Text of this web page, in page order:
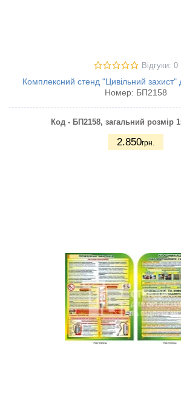
Відгуки: 0
Комплексний стенд "Цивільний захист"
Номер: БП2158
Код - БП2158, загальний розмір
2.850грн.